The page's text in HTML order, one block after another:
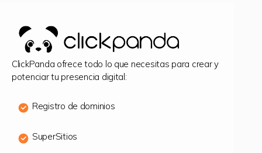
ClickPanda ofrece todo lo que necesitas para crear y
potenciar tu presencia digital:
Registro de dominios
SuperSitios